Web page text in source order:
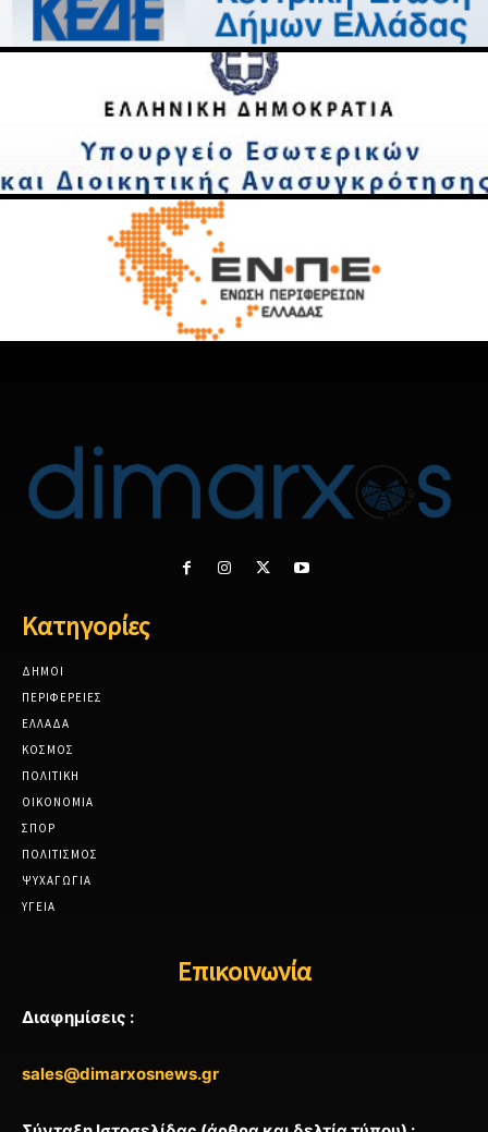
Κατηγορίες
ΔΗΜΟΙ
ΠΕΡΙΦΕΡΕΙΕΣ
ΕΛΛΑΔΑ
ΚΟΣΜΟΣ
ΠΟΛΙΤΙΚΗ
ΟΙΚΟΝΟΜΙΑ
ΣΠΟΡ
ΠΟΛΙΤΙΣΜΟΣ
ΨΥΧΑΓΩΓΙΑ
ΥΓΕΙΑ
Επικοινωνία
Διαφημίσεις :
sales@dimarxosnews.gr